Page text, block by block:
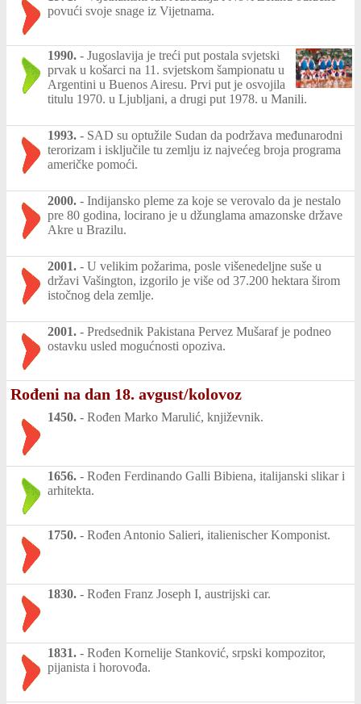
povući svoje snage iz Vijetnama.
1990. - Jugoslavija je treći put postala svjetski
prvak u košarci na 11. svjetskom šampionatu u
Argentini u Buenos Airesu. Prvi put je osvojila
titulu 1970. u Ljubljani, a drugi put 1978. u Manili.
1993. - SAD su optužile Sudan da podržava međunarodni
terorizam i isključile tu zemlju iz najvećeg broja programa
američke pomoći.
2000. - Indijansko pleme za koje se verovalo da je nestalo
pre 80 godina, locirano je u džunglama amazonske države
Akre u Brazilu.
2001. - U velikim požarima, posle višenedeljne suše u
državi Vašington, izgorilo je više od 37.200 hektara širom
istočnog dela zemlje.
2001. - Predsednik Pakistana Pervez Mušaraf je podneo
ostavku usled mogućnosti opoziva.
Rođeni na dan 18. avgust/kolovoz
1450. - Rođen Marko Marulić, književnik.
1656. - Rođen Ferdinando Galli Bibiena, italijanski slikar i
arhitekta.
1750. - Rođen Antonio Salieri, italienischer Komponist.
1830. - Rođen Franz Joseph I, austrijski car.
1831. - Rođen Kornelije Stanković, srpski kompozitor,
pijanista i horovođa.